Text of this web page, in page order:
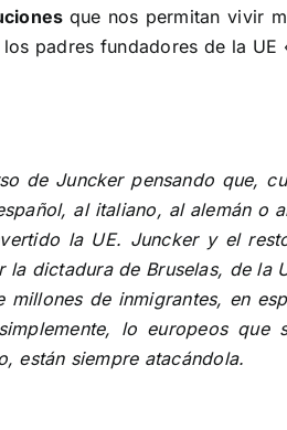
que nos permitan vivir
padres fundadores de la
de Juncker pensando que,
al italiano, al alemán o
la UE. Juncker y el
dictadura de Bruselas, de
de inmigrantes, en
lo europeos
están siempre atacándola.